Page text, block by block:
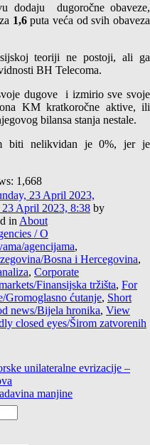
dodaju dugoročne obaveze,
1,6puta veća od svih obaveza
teoriji ne postoji, ali ga
BH Telecoma.
dugove i izmirio sve svoje
KM kratkoročne aktive, ili
bilansa stanja nestale.
biti nelikvidan je 0%, jer je
1,668
23 April 2023,
23 April 2023, 8:38 by
in About
/ O
agencijama,
Bosna i Hercegovina,
, Corporate
Finansijska tržišta, For
Gromoglasno ćutanje, Short
news/Bijela hronika, View
closed eyes/Širom zatvorenih
unilateralne evrizacije –
manjine